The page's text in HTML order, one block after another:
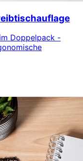
Doppelpack -